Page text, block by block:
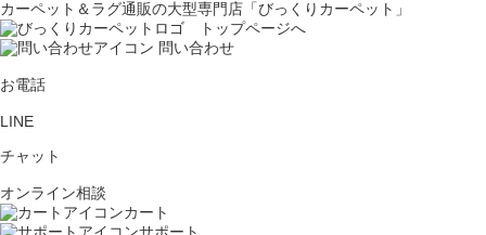
カーペット＆ラグ通販の大型専門店「びっくりカーペット」
問い合わせ
お電話
LINE
チャット
オンライン相談
カート